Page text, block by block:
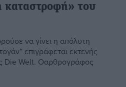
καταστροφή» του
να γίνει η απόλυτη
επιγράφεται εκτενής
Die Welt. Οαρθρογράφος